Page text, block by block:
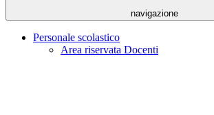
navigazione
Personale scolastico
Area riservata Docenti